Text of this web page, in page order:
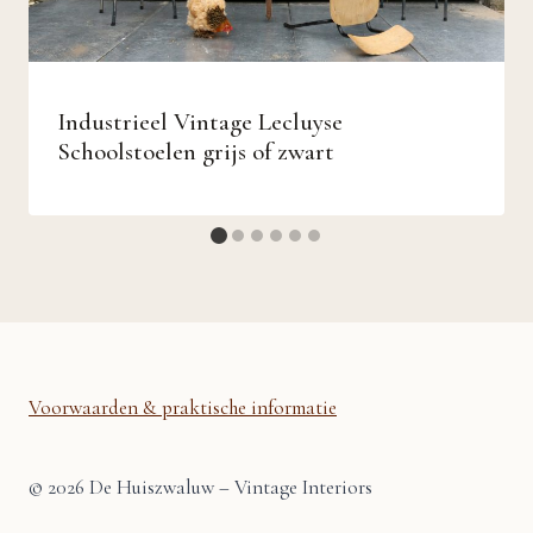
Industrieel Vintage Lecluyse
Schoolstoelen grijs of zwart
Voorwaarden & praktische informatie
© 2026 De Huiszwaluw – Vintage Interiors